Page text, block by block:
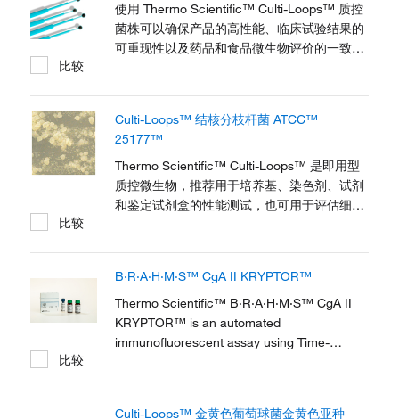
使用 Thermo Scientific™ Culti-Loops™ 质控
菌株可以确保产品的高性能、临床试验结果的
可重现性以及药品和食品微生物评价的一致
环，特定凝胶基质中包含稳定的活体微生物。
比较
Culti-Loops™ 结核分枝杆菌 ATCC™
25177™
Thermo Scientific™ Culti-Loops™ 是即用型
质控微生物，推荐用于培养基、染色剂、试剂
和鉴定试剂盒的性能测试，也可用于评估细菌
比较
B·R·A·H·M·S™ CgA II KRYPTOR™
Thermo Scientific™ B·R·A·H·M·S™ CgA II
KRYPTOR™ is an automated
immunofluorescent assay using Time-
比较
Culti-Loops™ 金黄色葡萄球菌金黄色亚种